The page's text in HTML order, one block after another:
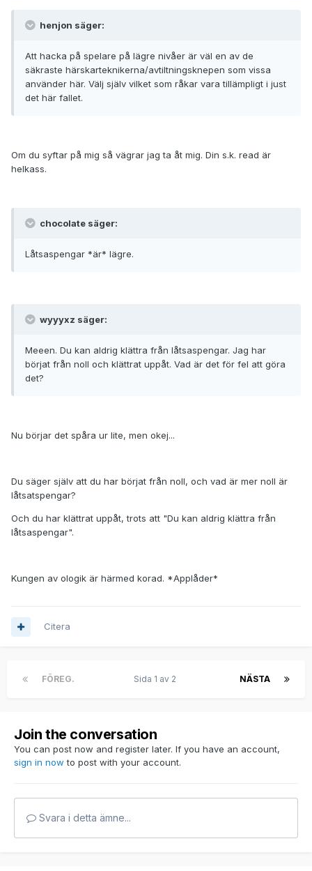
henjon säger:
Att hacka på spelare på lägre nivåer är väl en av de
säkraste härskarteknikerna/avtiltningsknepen som vissa
använder här. Välj själv vilket som råkar vara tillämpligt i just
det här fallet.
Om du syftar på mig så vägrar jag ta åt mig. Din s.k. read är
helkass.
chocolate säger:
Låtsaspengar *är* lägre.
wyyyxz säger:
Meeen. Du kan aldrig klättra från låtsaspengar. Jag har
börjat från noll och klättrat uppåt. Vad är det för fel att göra
det?
Nu börjar det spåra ur lite, men okej...
Du säger själv att du har börjat från noll, och vad är mer noll är
låtsatspengar?
Och du har klättrat uppåt, trots att "Du kan aldrig klättra från
låtsaspengar".
Kungen av ologik är härmed korad. *Applåder*
Citera
FÖREG. NÄSTA
Sida 1 av 2
Join the conversation
You can post now and register later. If you have an account,
sign in now to post with your account.
Svara i detta ämne...